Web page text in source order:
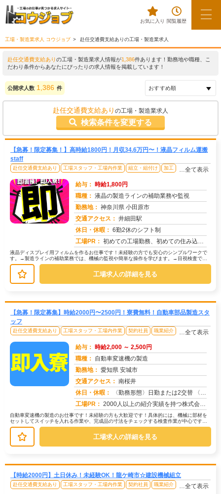
お気に入り 閲覧履歴
工場・製造業求人 コウジョブ 赴任交通費支給ありの工場・製造業求人
赴任交通費支給ありの工場・製造業求人情報が1,386件あります！勤務地や職種、こ
だわり条件からあなたにぴったりの求人情報を掲載しています！
公開求人数 1,386 件
赴任交通費支給あり の工場・製造業求人
検索条件を変更する
【急募！限定募集！】高時給1800円！月収34.6万円〜！液晶フィルム運搬
staff
赴任交通費支給あり 工場スタッフ・工場内作業 組立・組付け 加工 …全て表示
給与： 時給1,800円
職種： 液晶の製造ラインの補助業務や監視
勤務地： 神奈川県 小田原市
交通アクセス： 井細田駅
休日・休暇： 6勤2休のシフト制
工場PR： 初めての工場勤務、初めての住み込み…不安は尽きないですよね。でも大丈夫！株式会社京栄センターなら、あなたをしっかり...
液晶ディスプレイ用フィルムを作るお仕事です！未経験の方でも安心のシンプルワークで
す。→製造ラインの補助業務では、機械の監視や簡単な操作を学びます。→目視検査で
は、製品に傷や汚れがないか確認します...
工場求人の詳細を見る
【急募！限定募集】時給2000円〜2500円！寮費無料！自動車部品製造スタ
ッフ
赴任交通費支給あり 工場スタッフ・工場内作業 契約社員 職業紹介 …全て表示
給与： 時給2,000 ～ 2,500円
職種： 自動車変速機の製造
勤務地： 愛知県 安城市
交通アクセス： 南桜井
休日・休暇：
〈勤務形態〉日勤または2交替 〈休日〉土日 ★ＧＷ ★夏季休暇 ★冬季休暇 ★年末年始
工場PR： 2000人以上の紹介実績を持つ株式会社京栄センターなら、未経験の方も安心してスタートできます！→充実の寮生活で、仕...
自動車変速機の製造のお仕事です！未経験の方も大歓迎です！具体的には、機械に部材を
セットしてスイッチを入れる作業や、完成品の寸法をチェックする検査作業が中心です。
→ 機械加工済みの部品を、手作業や...
工場求人の詳細を見る
【時給2000円】土日休み！未経験OK！龍ケ崎市☆建設機械組立
赴任交通費支給あり 工場スタッフ・工場内作業 契約社員 職業紹介 …全て表示